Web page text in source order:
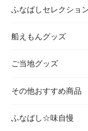
ふなばしセレクショ
船えもんグッズ
ご当地グッズ
その他おすすめ商品
ふなばし☆味自慢